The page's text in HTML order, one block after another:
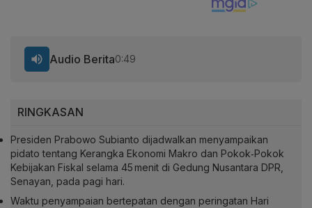
RINGKASAN
Presiden Prabowo Subianto dijadwalkan menyampaikan
pidato tentang Kerangka Ekonomi Makro dan Pokok‑Pokok
Kebijakan Fiskal selama 45 menit di Gedung Nusantara DPR,
Senayan, pada pagi hari.
Waktu penyampaian bertepatan dengan peringatan Hari
Audio Berita0:49